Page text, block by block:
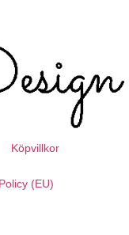
Köpvillkor
(EU)